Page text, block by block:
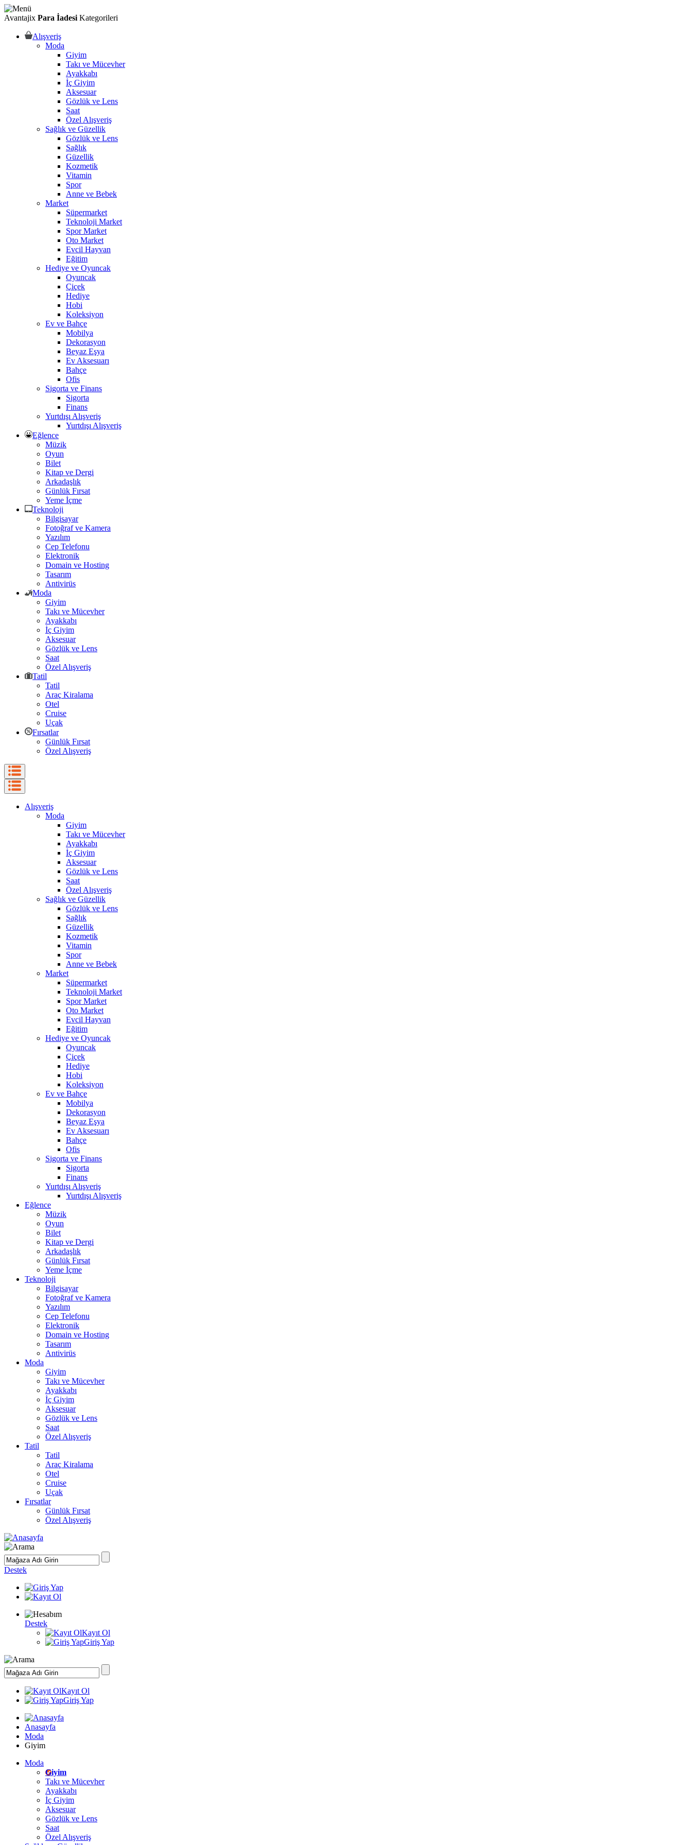
Avantajix Para İadesi Kategorileri
Alışveriş
Moda
Giyim
Takı ve Mücevher
Ayakkabı
İç Giyim
Aksesuar
Gözlük ve Lens
Saat
Özel Alışveriş
Sağlık ve Güzellik
Gözlük ve Lens
Sağlık
Güzellik
Kozmetik
Vitamin
Spor
Anne ve Bebek
Market
Süpermarket
Teknoloji Market
Spor Market
Oto Market
Evcil Hayvan
Eğitim
Hediye ve Oyuncak
Oyuncak
Çiçek
Hediye
Hobi
Koleksiyon
Ev ve Bahçe
Mobilya
Dekorasyon
Beyaz Eşya
Ev Aksesuarı
Bahçe
Ofis
Sigorta ve Finans
Sigorta
Finans
Yurtdışı Alışveriş
Yurtdışı Alışveriş
Eğlence
Müzik
Oyun
Bilet
Kitap ve Dergi
Arkadaşlık
Günlük Fırsat
Yeme İçme
Teknoloji
Bilgisayar
Fotoğraf ve Kamera
Yazılım
Cep Telefonu
Elektronik
Domain ve Hosting
Tasarım
Antivirüs
Moda
Giyim
Takı ve Mücevher
Ayakkabı
İç Giyim
Aksesuar
Gözlük ve Lens
Saat
Özel Alışveriş
Tatil
Tatil
Araç Kiralama
Otel
Cruise
Uçak
Fırsatlar
Günlük Fırsat
Özel Alışveriş
Alışveriş
Moda
Giyim
Takı ve Mücevher
Ayakkabı
İç Giyim
Aksesuar
Gözlük ve Lens
Saat
Özel Alışveriş
Sağlık ve Güzellik
Gözlük ve Lens
Sağlık
Güzellik
Kozmetik
Vitamin
Spor
Anne ve Bebek
Market
Süpermarket
Teknoloji Market
Spor Market
Oto Market
Evcil Hayvan
Eğitim
Hediye ve Oyuncak
Oyuncak
Çiçek
Hediye
Hobi
Koleksiyon
Ev ve Bahçe
Mobilya
Dekorasyon
Beyaz Eşya
Ev Aksesuarı
Bahçe
Ofis
Sigorta ve Finans
Sigorta
Finans
Yurtdışı Alışveriş
Yurtdışı Alışveriş
Eğlence
Müzik
Oyun
Bilet
Kitap ve Dergi
Arkadaşlık
Günlük Fırsat
Yeme İçme
Teknoloji
Bilgisayar
Fotoğraf ve Kamera
Yazılım
Cep Telefonu
Elektronik
Domain ve Hosting
Tasarım
Antivirüs
Moda
Giyim
Takı ve Mücevher
Ayakkabı
İç Giyim
Aksesuar
Gözlük ve Lens
Saat
Özel Alışveriş
Tatil
Tatil
Araç Kiralama
Otel
Cruise
Uçak
Fırsatlar
Günlük Fırsat
Özel Alışveriş
Destek
Destek
Kayıt Ol
Giriş Yap
Kayıt Ol
Giriş Yap
Anasayfa
Moda
Giyim
Moda
Giyim
Takı ve Mücevher
Ayakkabı
İç Giyim
Aksesuar
Gözlük ve Lens
Saat
Özel Alışveriş